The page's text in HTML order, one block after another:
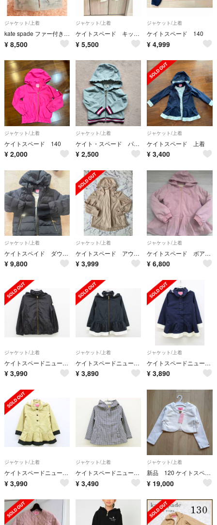
ジャケット/上着
kate spade ファー付きブルゾン 110cm
¥ 8,500
ジャケット/上着
ケイトスペード キッズ アウター
¥ 5,500
ジャケット/上着
ケイトスペード 140
¥ 4,999
ジャケット/上着
ケイトスペード 140
¥ 2,000
ジャケット/上着
ケイト・スペード パーカー 100
¥ 2,500
ジャケット/上着
ケイトスペード 上着
¥ 3,400
ジャケット/上着
ケイトスペイド ダウン 130
¥ 9,800
ジャケット/上着
ケイトスペード アウター 150
¥ 3,999
ジャケット/上着
ケイトスペード ボア付きパーカー ブルゾン
¥ 6,800
ジャケット/上着
ケイトスペードニューヨーク ウィンドブレーカー 130cm キッズ 女児 黒【中古】【新入荷!】▲
¥ 3,990
ジャケット/上着
ケイトスペードニューヨーク ウィンドブレーカー 130cm キッズ 女児 黒【中古】【新入荷!】▲
¥ 3,890
ジャケット/上着
ケイトスペードニューヨーク ナイロンブルゾン 130cm キッズ 女児 濃紺【中古】【新入荷!】▲
¥ 3,890
ジャケット/上着
ケイトスペードニューヨーク ナイロンブルゾン 120cm キッズ 女児 ベージュ【中古】【新入荷!】▲
¥ 3,990
ジャケット/上着
ケイトスペードニューヨーク ウィンドブレーカー 110cm キッズ 女児 紺白【中古】【新入荷!】▲
¥ 3,490
ジャケット/上着
新品 120 ケイトスペード 白 ジャケット 入学式 卒園式 フォーマル
¥ 19,000